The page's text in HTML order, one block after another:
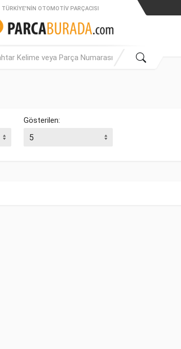
TÜRKIYE'NIN OTOMOTIV PARÇACISI
Gösterilen: